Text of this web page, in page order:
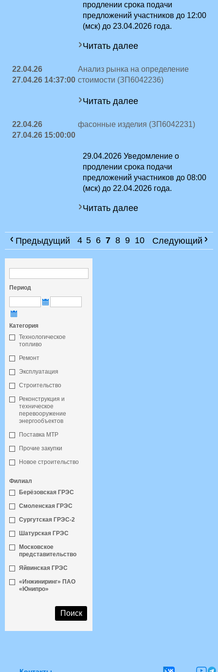
продлении срока подачи
предложений участников до 12:00
(мск) до 23.04.2026 года.
Читать далее
22.04.26
27.04.26 14:37:00
Анализ рынка на определение
стоимости (ЗП6042236)
Читать далее
22.04.26
27.04.26 15:00:00
фасонные изделия (ЗП6042231)
29.04.2026 Уведомление о
продлении срока подачи
предложений участников до 08:00
(мск) до 22.04.2026 года.
Читать далее
Предыдущий 4 5 6 7 8 9 10 Следующий
Период
Категория
Технологическое
топливо
Ремонт
Эксплуатация
Строительство
Реконструкция и
техническое
перевооружение
энергообъектов
Поставка МТР
Прочие закупки
Новое строительство
Филиал
Берёзовская ГРЭС
Смоленская ГРЭС
Сургутская ГРЭС-2
Шатурская ГРЭС
Московское
представительство
Яйвинская ГРЭС
«Инжиниринг» ПАО
«Юнипро»